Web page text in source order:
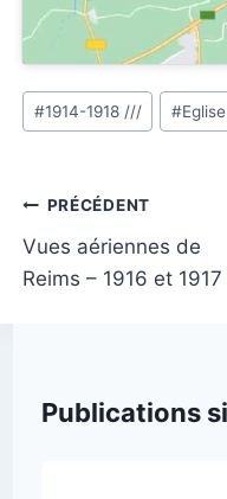
Étiquettes
de
publication :
#1914-1918 /// #
Navigation
de
l’article
PRÉCÉDENT
Vues aériennes de
Reims – 1916 et 1917
Publications